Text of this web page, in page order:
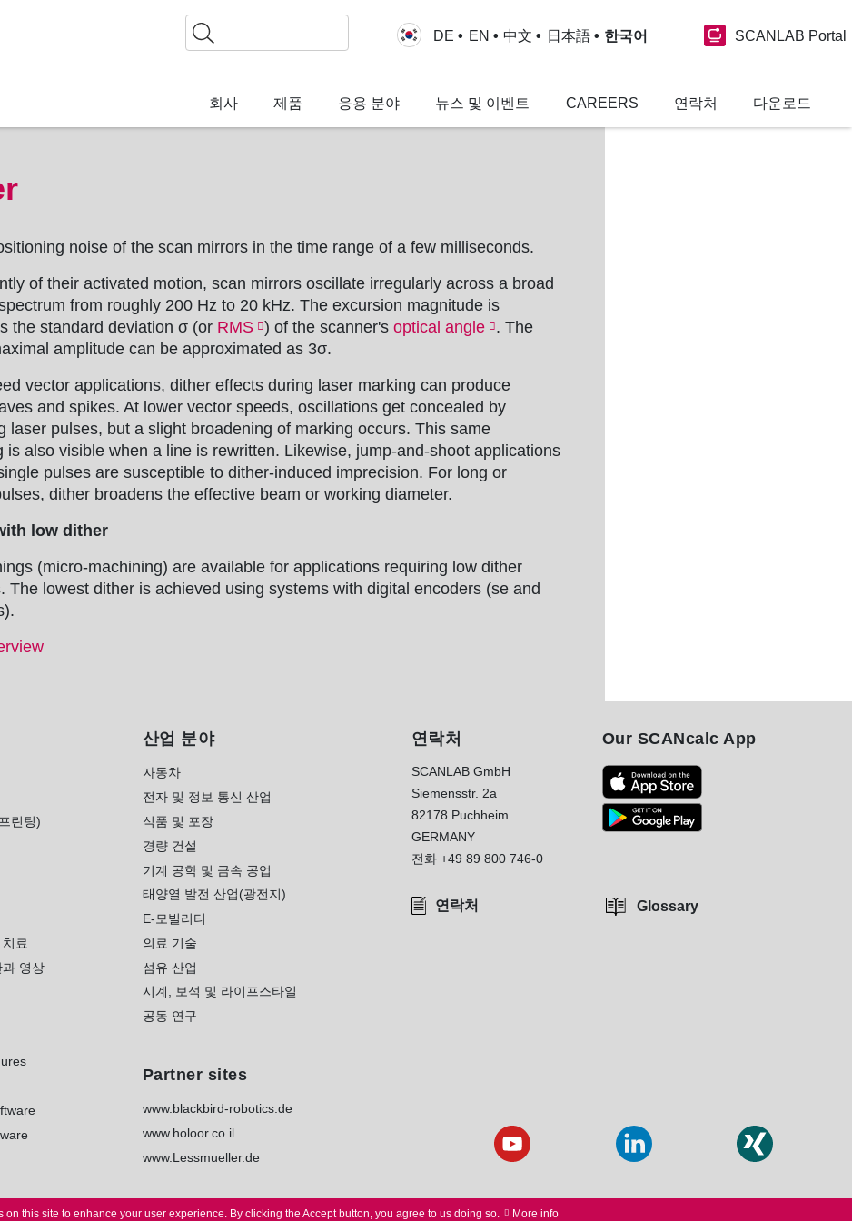
찾
기
DE EN 中文 日本語 한국어 SCANLAB Portal
회사 제품 응용 분야 뉴스 및 이벤트 CAREERS 연락처 다운로드
noise of the scan mirrors in the time range of a few milliseconds.
of their activated motion, scan mirrors oscillate irregularly across a broad
from roughly 200 Hz to 20 kHz. The excursion magnitude is
the standard deviation σ (or RMS ) of the scanner's optical angle
. The
amplitude can be approximated as 3σ.
vector applications, dither effects during laser marking can produce
and spikes. At lower vector speeds, oscillations get concealed by
laser pulses, but a slight broadening of marking occurs. This same
is also visible when a line is rewritten. Likewise, jump-and-shoot applications
pulses are susceptible to dither-induced imprecision. For long or
dither broadens the effective beam or working diameter.
low dither
(micro-machining) are available for applications requiring low dither
The lowest dither is achieved using systems with digital encoders (se and
린팅)
료
영상
산업 분야
자동차
전자 및 정보 통신 산업
식품 및 포장
경량 건설
기계 공학 및 금속 공업
태양열 발전 산업(광전지)
E-모빌리티
의료 기술
섬유 산업
시계, 보석 및 라이프스타일
공동 연구
Partner sites
www.blackbird-robotics.de
www.holoor.co.il
www.Lessmueller.de
연락처
SCANLAB GmbH
Siemensstr. 2a
82178 Puchheim
GERMANY
전화 +49 89 800 746-0
연락처
Our SCANcalc App
Glossary
on this site to enhance your user experience. By clicking the Accept button, you agree to us doing so. More info